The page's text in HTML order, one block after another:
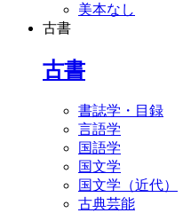
美本なし
古書
古書
書誌学・目録
言語学
国語学
国文学
国文学（近代）
古典芸能